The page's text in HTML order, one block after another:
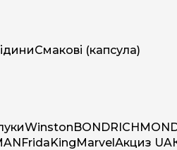
Смакові (капсула)
WinstonBOND
FridaKingMarvelАкциз UA